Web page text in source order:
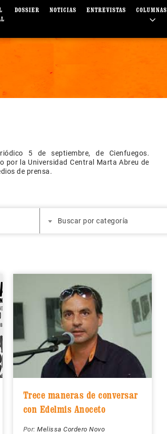
DOSSIER NOTICIAS ENTREVISTAS COLUMNAS
5 de septiembre, de Cienfuegos.
por la Universidad Central Marta Abreu de
de prensa.
Buscar por categoría
Trece maneras de conversar
con Edelmis Anoceto
Por: Melissa Cordero Novo